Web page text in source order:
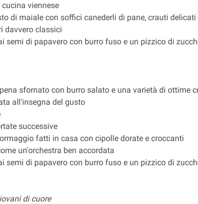
viennese
di maiale con soffici canederli di pane, crauti
davvero classici
semi di papavero con burro fuso e un pizzico di
sfornato con burro salato e una varietà di ottime
all'insegna del gusto
successive
fatti in casa con cipolle dorate e croccanti
un'orchestra ben accordata
semi di papavero con burro fuso e un pizzico di
di cuore